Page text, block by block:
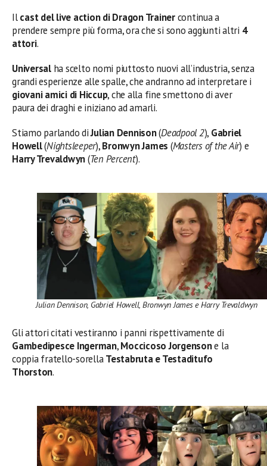
Ilcast del live action di Dragon Trainercontinua a
prendere sempre più forma, ora che si sono aggiunti altri 4
attori.
Universalha scelto nomi piuttosto nuovi all’industria, senza
grandi esperienze alle spalle, che andranno ad interpretare i
giovani amici di Hiccup, che alla fine smettono di aver
paura dei draghi e iniziano ad amarli.
Stiamo parlando diJulian Dennison(Deadpool 2), Gabriel
Howell(Nightsleeper),Bronwyn James (Masters of the Air) e
Harry Trevaldwyn(Ten Percent).
Julian Dennison, Gabriel Howell, Bronwyn James e Harry Trevaldwyn
Gli attori citati vestiranno i panni rispettivamente di
Gambedipesce Ingerman,Moccicoso Jorgensone la
coppia fratello-sorellaTestabruta e Testaditufo
Thorston.